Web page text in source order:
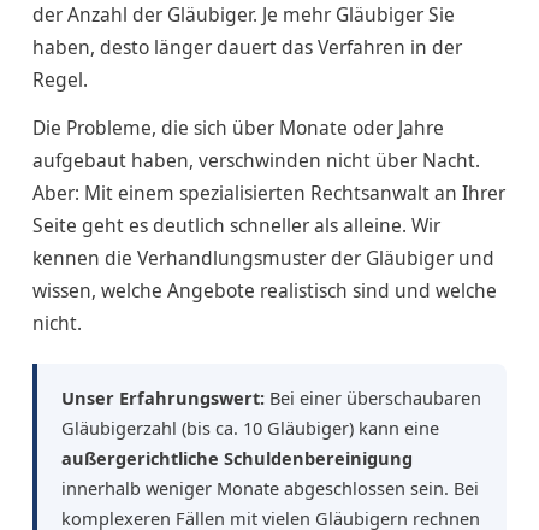
der Anzahl der Gläubiger. Je mehr Gläubiger Sie
haben, desto länger dauert das Verfahren in der
Regel.
Die Probleme, die sich über Monate oder Jahre
aufgebaut haben, verschwinden nicht über Nacht.
Aber: Mit einem spezialisierten Rechtsanwalt an Ihrer
Seite geht es deutlich schneller als alleine. Wir
kennen die Verhandlungsmuster der Gläubiger und
wissen, welche Angebote realistisch sind und welche
nicht.
Unser Erfahrungswert: Bei einer überschaubaren
Gläubigerzahl (bis ca. 10 Gläubiger) kann eine
außergerichtliche Schuldenbereinigung
innerhalb weniger Monate abgeschlossen sein. Bei
komplexeren Fällen mit vielen Gläubigern rechnen